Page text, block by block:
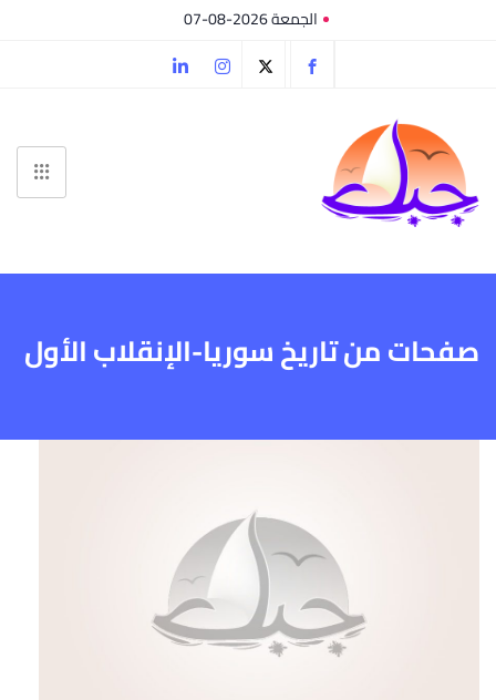
الجمعة 2026-08-07
صفحات من تاريخ سوريا-الإنقلاب الأول